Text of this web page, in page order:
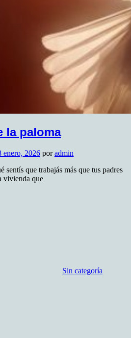
la paloma
enero, 2026 poradmin
sentís que trabajás más que tus padres
vivienda que
Sin categoría